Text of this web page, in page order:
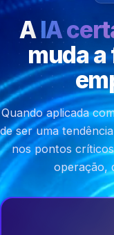
AIA
muda
Quando aplicada
de ser uma
nos pontos
operação,